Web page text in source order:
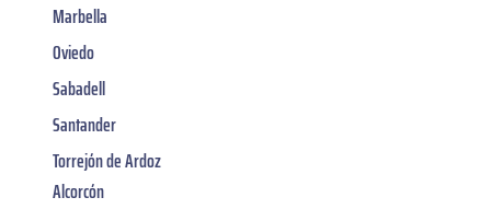
Marbella
Oviedo
Sabadell
Santander
Torrejón de Ardoz
Alcorcón